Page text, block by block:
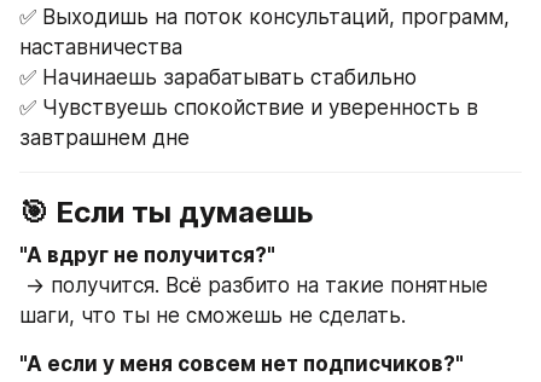
✅ Выходишь на поток консультаций, программ,
наставничества
✅ Начинаешь зарабатывать стабильно
✅ Чувствуешь спокойствие и уверенность в
завтрашнем дне
🎯 Если ты думаешь
"А вдруг не получится?"
шаги, что ты не сможешь не сделать.
"А если у меня совсем нет подписчиков?"